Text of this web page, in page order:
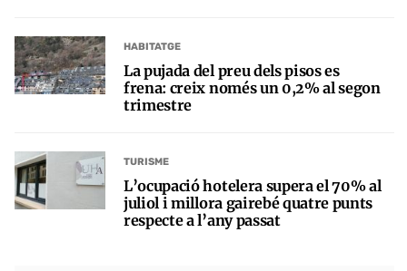
HABITATGE
La pujada del preu dels pisos es
frena: creix només un 0,2% al segon
trimestre
TURISME
L’ocupació hotelera supera el 70% al
juliol i millora gairebé quatre punts
respecte a l’any passat